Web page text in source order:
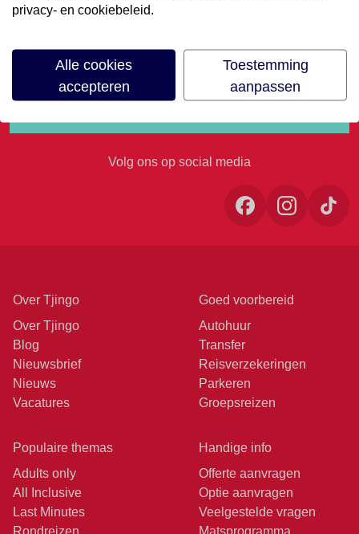
Meld je aan voor onze nieuwsbrief
Volg ons op social media
Over Tjingo
Over Tjingo
Blog
Nieuwsbrief
Nieuws
Vacatures
Goed voorbereid
Autohuur
Transfer
Reisverzekeringen
Parkeren
Groepsreizen
Populaire themas
Adults only
All Inclusive
Last Minutes
Rondreizen
Handige info
Offerte aanvragen
Optie aanvragen
Veelgestelde vragen
Matsprogramma
privacy- en cookiebeleid.
Alle cookies
accepteren
Toestemming
aanpassen